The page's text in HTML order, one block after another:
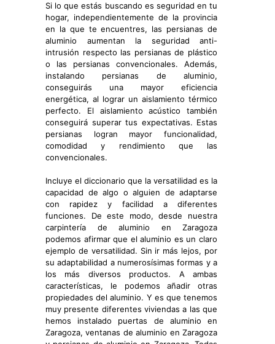
Si lo que estás buscando es seguridad en tu
hogar, independientemente de la provincia
en la que te encuentres, las persianas de
aluminio aumentan la seguridad anti-
intrusión respecto las persianas de plástico
o las persianas convencionales. Además,
instalando persianas de aluminio,
conseguirás una mayor eficiencia
energética, al lograr un aislamiento térmico
perfecto. El aislamiento acústico también
conseguirá superar tus expectativas. Estas
persianas logran mayor funcionalidad,
comodidad y rendimiento que las
convencionales.
Incluye el diccionario que la versatilidad es la
capacidad de algo o alguien de adaptarse
con rapidez y facilidad a diferentes
funciones. De este modo, desde nuestra
carpintería de aluminio en Zaragoza
podemos afirmar que el aluminio es un claro
ejemplo de versatilidad. Sin ir más lejos, por
su adaptabilidad a numerosísimas formas y a
los más diversos productos. A ambas
características, le podemos añadir otras
propiedades del aluminio. Y es que tenemos
muy presente diferentes viviendas a las que
hemos instalado puertas de aluminio en
Zaragoza, ventanas de aluminio en Zaragoza